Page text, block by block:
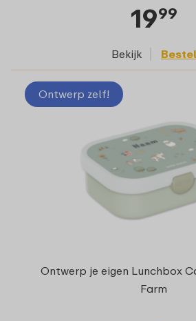
1999
Bekijk Bestel
Ontwerp zelf!
Ontwerp je eigen Lunchbox
Farm